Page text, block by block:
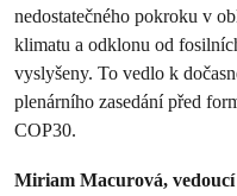
nedostatečného pokroku v
klimatu a odklonu od
vyslyšeny. To vedlo k
plenárního zasedání před
COP30.
Miriam Macurová,